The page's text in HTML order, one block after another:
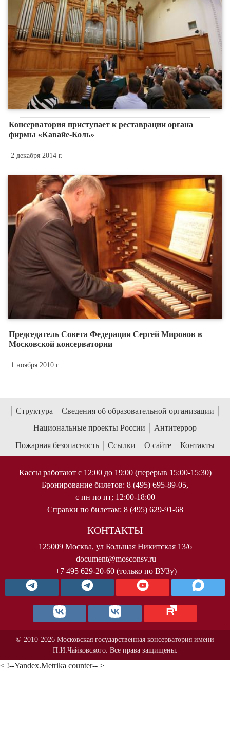
Консерватория приступает к реставрации органа
фирмы «Кавайе-Коль»
2 декабря 2014 г.
Председатель Совета Федерации Сергей Миронов в
Московской консерватории
1 ноября 2010 г.
Структура
Сведения об образовательной организации
Национальные проекты России
Антитеррор
Пожарная безопасность
Ссылки О сайте Контакты
Кассы работают с 12:00 до 19:00 (перерыв 15:00-15:30)
Бронирование билетов: 8 (495) 695-89-05,
с пн по пт; 12:00-18:00
Справки по билетам: 8 (495) 629-91-68
КОНТАКТЫ
125009 Москва, ул Большая Никитская 13/6
document@mosconsv.ru
+7 495 629-20-60 (только по ВУЗу)
© 2010-2026 Московская государственная консерватория имени
П.И.Чайковского. Все права защищены.
< !--Yandex.Metrika counter-- >